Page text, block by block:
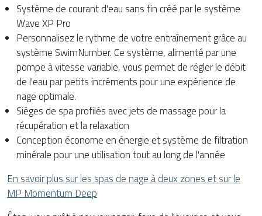
Système de courant d'eau sans fin créé par le système
Wave XP Pro
Personnalisez le rythme de votre entraînement grâce au
système SwimNumber. Ce système, alimenté par une
pompe à vitesse variable, vous permet de régler le débit
de l'eau par petits incréments pour une expérience de
nage optimale.
Sièges de spa profilés avec jets de massage pour la
récupération et la relaxation
Conception économe en énergie et système de filtration
minérale pour une utilisation tout au long de l'année
En savoir plus sur les spas de nage à deux zones et sur le
MP Momentum Deep